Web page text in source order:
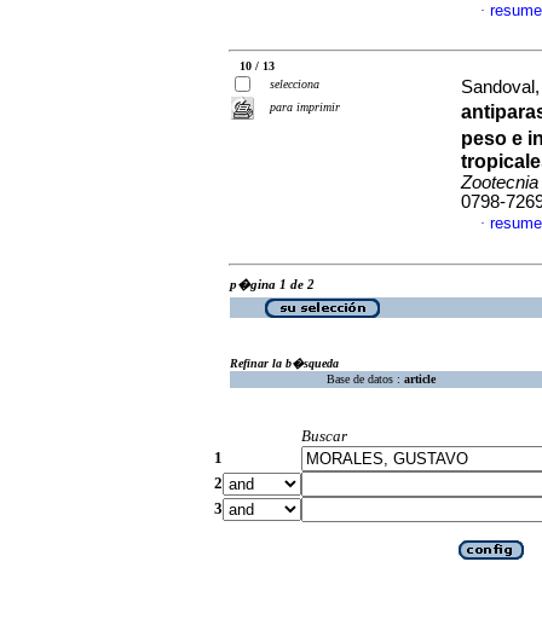
·
10 / 13
selecciona
para imprimir
peso e
Zootecnia
0798-
·
p�gina 1 de 2
Refinar la b�squeda
Base de datos : article
Buscar
1
2
3